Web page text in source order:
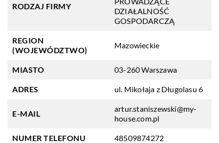
RODZAJ FIRMY
DZIAŁALNOŚĆ
GOSPODARCZĄ
REGION
(WOJEWÓDZTWO)
Mazowieckie
MIASTO 03-260 Warszawa
ADRES ul. Mikołaja z Długolasu 6
E-MAIL
artur.staniszewski@my-
house.com.pl
NUMER TELEFONU 48509874272